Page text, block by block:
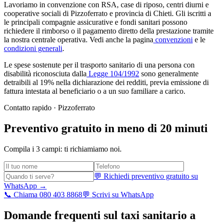
Lavoriamo in convenzione con RSA, case di riposo, centri diurni e
cooperative sociali di Pizzoferrato e provincia di Chieti. Gli iscritti a
le principali compagnie assicurative e fondi sanitari possono
richiedere il rimborso o il pagamento diretto della prestazione tramite
la nostra centrale operativa. Vedi anche la pagina convenzioni e le
condizioni generali.
Le spese sostenute per il trasporto sanitario di una persona con
disabilità riconosciuta dalla Legge 104/1992 sono generalmente
detraibili al 19% nella dichiarazione dei redditi, previa emissione di
fattura intestata al beneficiario o a un suo familiare a carico.
Contatto rapido · Pizzoferrato
Preventivo gratuito in meno di 20 minuti
Compila i 3 campi: ti richiamiamo noi.
💬 Richiedi preventivo gratuito su
WhatsApp →
📞 Chiama 080 403 8868💬 Scrivi su WhatsApp
Domande frequenti sul taxi sanitario a